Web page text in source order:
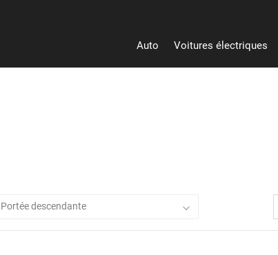
Auto Voitures électriques
Portée descendante